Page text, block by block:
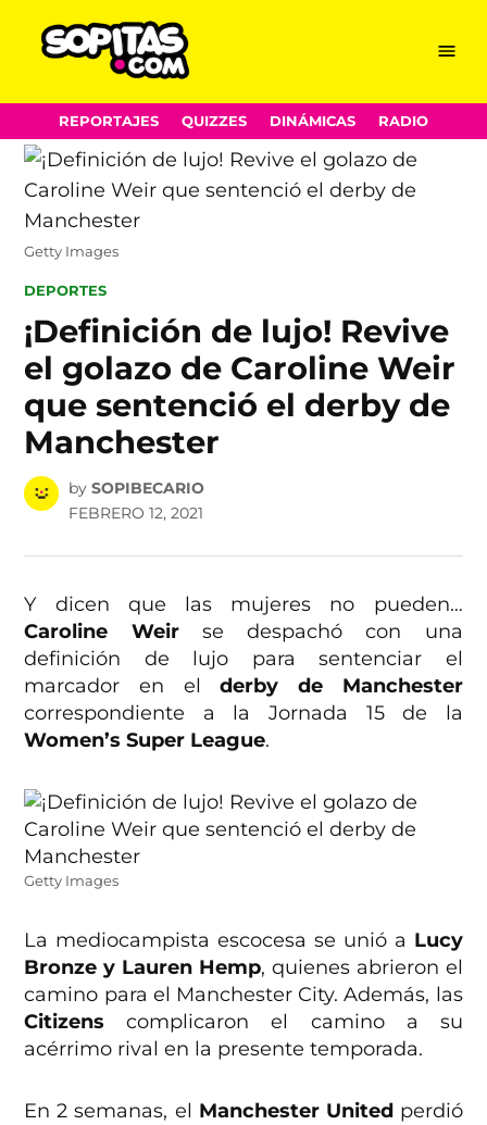
Skip
to
content
Menu
REPORTAJES QUIZZES DINÁMICAS RADIO
Getty Images
POSTED
DEPORTES
¡Definición de lujo! Revive
el golazo de Caroline Weir
que sentenció el derby de
Manchester
by SOPIBECARIO
FEBRERO 12, 2021
Y dicen que las mujeres no pueden…
Caroline Weirse despachó con una
definición de lujo para sentenciar el
marcador en elderby de Manchester
correspondiente a la Jornada 15 de la
Women’s Super League.
Getty Images
La mediocampista escocesa se unió a Lucy
Bronze y Lauren Hemp, quienes abrieron el
camino para el Manchester City. Además, las
Citizens complicaron el camino a su
acérrimo rival en la presente temporada.
En 2 semanas, el Manchester Unitedperdió